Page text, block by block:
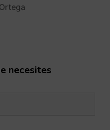
necesites